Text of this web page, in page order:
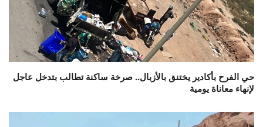
حي الفرح بأكادير يختنق بالأزبال.. صرخة ساكنة تطالب بتدخل عاجل
لإنهاء معاناة يومية